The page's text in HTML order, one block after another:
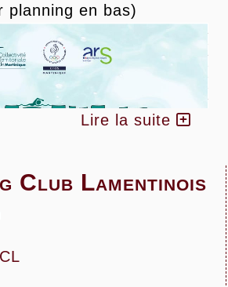
Club Lamentinois
planning en bas)
Lire la suite